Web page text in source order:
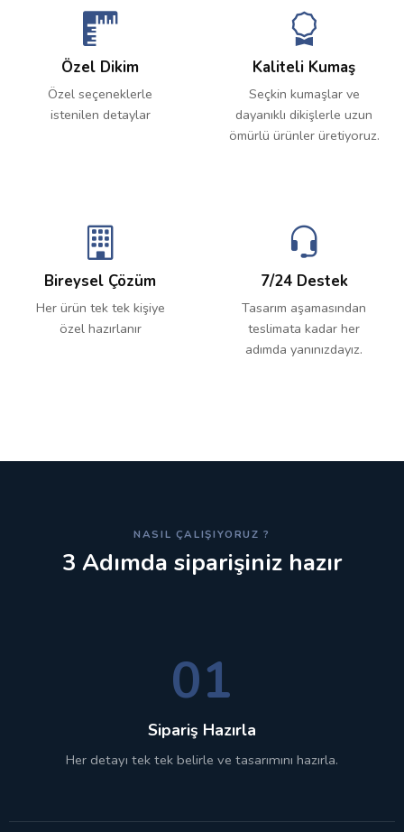
Özel Dikim
Özel seçeneklerle
istenilen detaylar
Kaliteli Kumaş
Seçkin kumaşlar ve
dayanıklı dikişlerle uzun
ömürlü ürünler üretiyoruz.
Bireysel Çözüm
Her ürün tek tek kişiye
özel hazırlanır
7/24 Destek
Tasarım aşamasından
teslimata kadar her
adımda yanınızdayız.
NASIL ÇALIŞIYORUZ ?
3 Adımda siparişiniz hazır
01
Sipariş Hazırla
Her detayı tek tek belirle ve tasarımını hazırla.